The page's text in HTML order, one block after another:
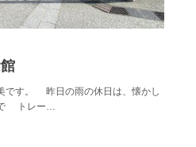
です。 昨日の雨の休日は、懐かし
で トレー…